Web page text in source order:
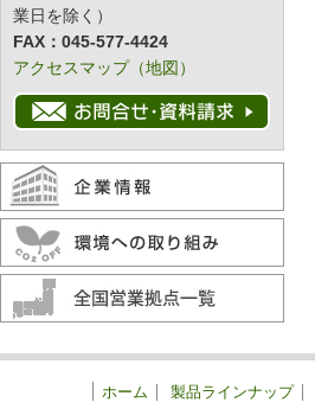
業日を除く）
FAX：045-577-4424
アクセスマップ（地図）
ホーム 製品ラインナップ